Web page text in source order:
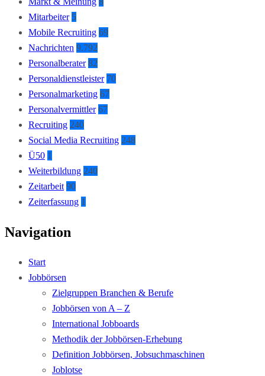
Mitarbeiter 5
Mobile Recruiting 69
Nachrichten 9.792
Personalberater 82
Personaldienstleister 70
Personalmarketing 67
Personalvermittler 67
Recruiting 240
Social Media Recruiting 248
Ü50 1
Weiterbildung 240
Zeitarbeit 90
Zeiterfassung 1
Navigation
Start
Jobbörsen
Zielgruppen Branchen & Berufe
Jobbörsen von A – Z
International Jobboards
Methodik der Jobbörsen-Erhebung
Definition Jobbörsen, Jobsuchmaschinen
Joblotse